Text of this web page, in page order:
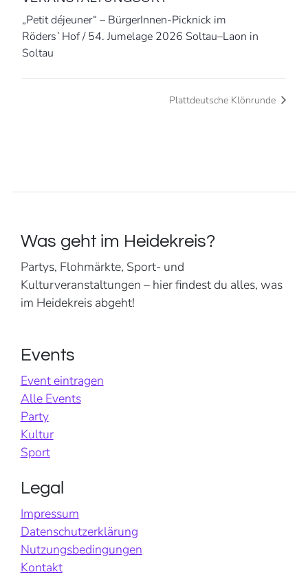
„Petit déjeuner“ – BürgerInnen-Picknick im
Röders`Hof / 54. Jumelage 2026 Soltau–Laon in
Soltau
Plattdeutsche Klönrunde
Was geht im Heidekreis?
Partys, Flohmärkte, Sport- und
Kulturveranstaltungen – hier findest du alles, was
im Heidekreis abgeht!
Events
Event eintragen
Alle Events
Party
Kultur
Sport
Legal
Impressum
Datenschutzerklärung
Nutzungsbedingungen
Kontakt